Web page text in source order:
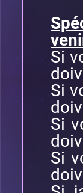
Si
Si
Si
Si